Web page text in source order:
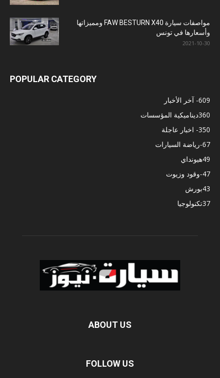
مواصفات سيارة FAW BESTURN X40 ومميزاتها
وأسعارها في تونس
2021-10-30
POPULAR CATEGORY
- آخر الأخبار609
ديناميكية المؤسسات360
- اخبار عاجلة350
-رياضة السيارات67
هيونداي49
-وقود وزيوت47
بورش43
تكنولوجيا37
ABOUT US
FOLLOW US